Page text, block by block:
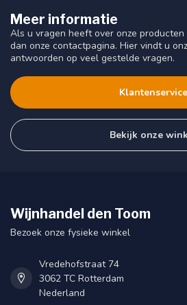
Meer informatie
Als u vragen heeft over onze
dan onze contactpagina. Hier vindt u
antwoorden op veel gestelde vragen.
Klantenservice
Bekijk onze
Wijnhandel den Toom
Bezoek onze fysieke winkel
Vredehofstraat 74
3062 TC Rotterdam
Nederland